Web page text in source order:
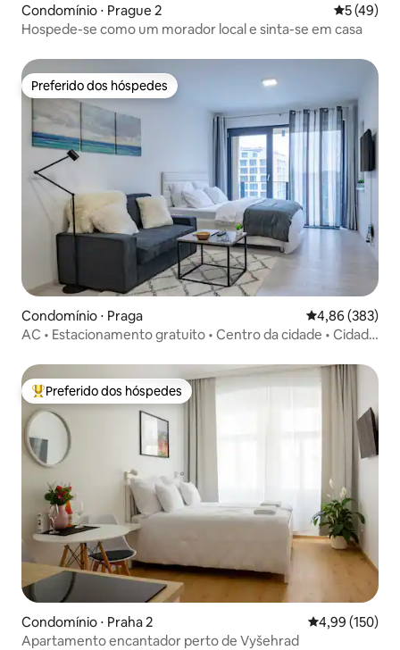
Condomínio ⋅ Prague 2 5 de uma
5 (49)
Hospede-se como um morador local e sinta-se em casa
Preferido dos hóspedes
Preferido dos hóspedes
Condomínio ⋅ Praga 4,86 de uma
4,86 (383)
AC • Estacionamento gratuito • Centro da cidade • Cidade
Entre os melhores preferidos dos hóspedes
Preferido dos hóspedes
Condomínio ⋅ Praha 2 4,99 de uma
4,99 (150)
Apartamento encantador perto de Vyšehrad